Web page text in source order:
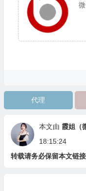
代理
本文由 霞姐（
18:15:24
转载请务必保留本文链接